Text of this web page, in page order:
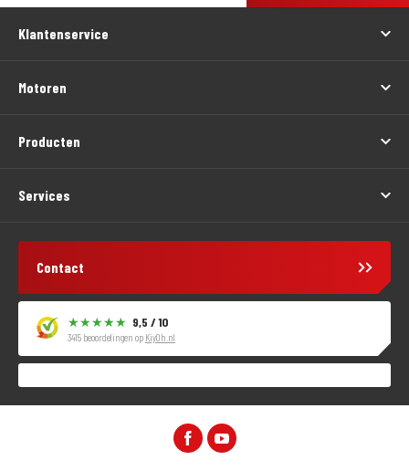
Klantenservice
Motoren
Producten
Services
Contact
9,5 / 10
3415 beoordelingen op KiyOh.nl